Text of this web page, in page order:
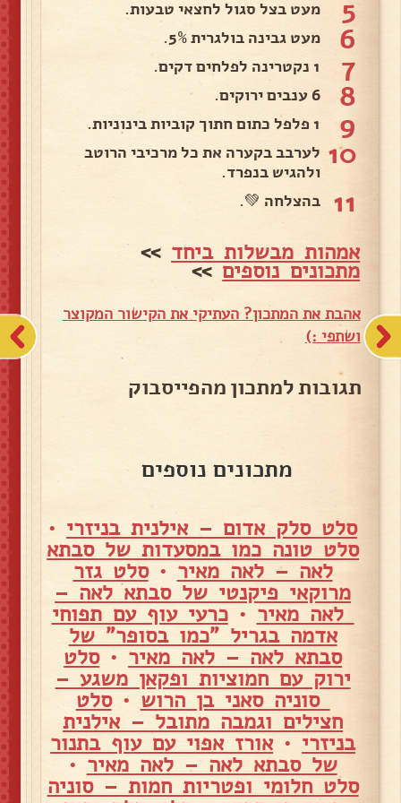
5 מעט בצל סגול לחצאי טבעות.
6 מעט גבינה בולגרית 5%.
7 1 נקטרינה לפלחים דקים.
8 6 ענבים ירוקים.
9 1 פלפל כתום חתוך קוביות בינוניות.
10 לערבב בקערה את כל מרכיבי הרוטב
ולהגיש בנפרד.
11 בהצלחה 💚.
אמהות מבשלות ביחד >>
מתכונים נוספים>>
אהבת את המתכון? העתיקי את הקישור המקוצר
ושתפי :)
תגובות למתכון מהפייסבוק
מתכונים נוספים
סלט סלק אדום – אילנית בניזרי •
סלט טונה כמו במסעדות של סבתא
לאה – לאה מאיר •סלט גזר
מרוקאי פיקנטי של סבתא לאה –
לאה מאיר •כרעי עוף עם תפוחי
אדמה בגריל "כמו בסופר" של
סבתא לאה – לאה מאיר •סלט
ירוק עם חמוציות ופקאן משגע –
סוניה סאני בן הרוש •סלט
חצילים וגמבה מתובל – אילנית
בניזרי •אורז אפוי עם עוף בתנור
של סבתא לאה – לאה מאיר •
סלט חלומי ופטריות חמות – סוניה